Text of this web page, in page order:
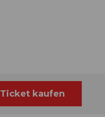
Ticket kaufen